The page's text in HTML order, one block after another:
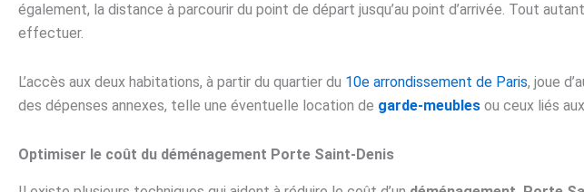
également, la distance à parcourir du point de départ jusqu’au point d’arrivée. Tout
effectuer.
L’accès aux deux habitations, à partir du quartier du 10e arrondissement de Paris, joue
des dépenses annexes, telle une éventuelle location de garde-meubles ou ceux liés
Optimiser le coût du déménagement Porte Saint-Denis